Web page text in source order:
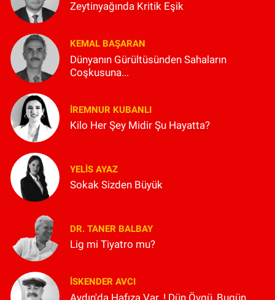
Zeytinyağında Kritik Eşik
KEMAL BAŞARAN
Dünyanın Gürültüsünden Sahaların
Coşkusuna...
İREMNUR KUBANLI
Kilo Her Şey Midir Şu Hayatta?
YELIS AYAZ
Sokak Sizden Büyük
DR. TANER BALBAY
Lig mi Tiyatro mu?
İSKENDER AVCI
Aydın'da Hafıza Var..! Dün Övgü, Bugün